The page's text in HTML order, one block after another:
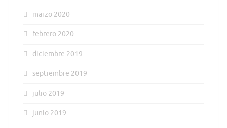
marzo 2020
febrero 2020
diciembre 2019
septiembre 2019
julio 2019
junio 2019